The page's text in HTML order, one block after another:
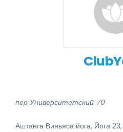
пер Университетский 70
Аштанга Виньяса йога, Йога